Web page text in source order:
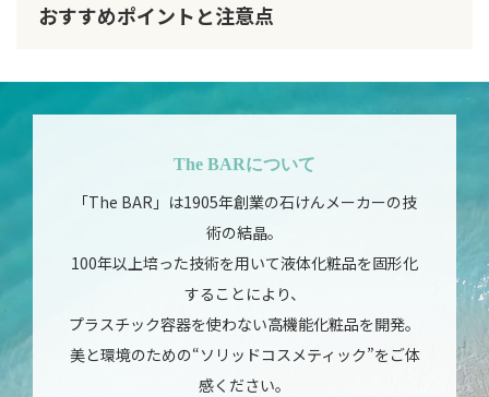
おすすめポイントと注意点
The BARについて
「The BAR」は1905年創業の石けんメーカーの技
術の結晶。
100年以上培った技術を用いて液体化粧品を固形化
することにより、
プラスチック容器を使わない高機能化粧品を開発。
美と環境のための“ソリッドコスメティック”をご体
感ください。